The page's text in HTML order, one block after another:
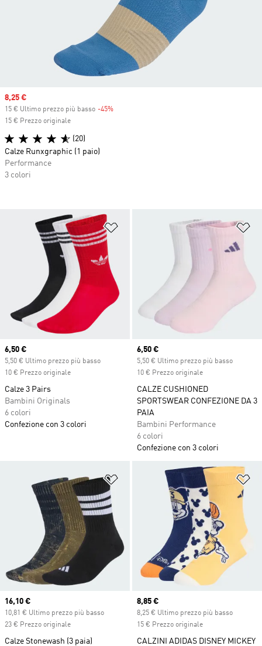
Aggiungi alla lista dei desideri
Current price
6,50 €
5,50 € Ultimo prezzo più basso
10 € Prezzo originale
Calze 3 Pairs
Bambini Originals
6 colori
Confezione con 3 colori
Current price
6,50 €
5,50 € Ultimo prezzo più basso
10 € Prezzo originale
CALZE CUSHIONED
SPORTSWEAR CONFEZIONE DA 3
PAIA
Bambini Performance
6 colori
Confezione con 3 colori
Aggiungi alla lista dei desideri
Current price
16,10 €
10,81 € Ultimo prezzo più basso
23 € Prezzo originale
Calze Stonewash (3 paia)
Current price
8,85 €
8,25 € Ultimo prezzo più basso
15 € Prezzo originale
CALZINI ADIDAS DISNEY MICKEY
Sale price
8,25 €
15 € Ultimo prezzo più basso -45%
15 € Prezzo originale
(20)
Calze Runxgraphic (1 paio)
Performance
3 colori